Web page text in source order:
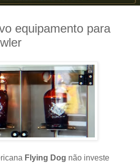
equipamento para
Flying Dog não investe